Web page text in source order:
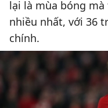
lại là mùa bóng
nhiều nhất, với 36
chính.